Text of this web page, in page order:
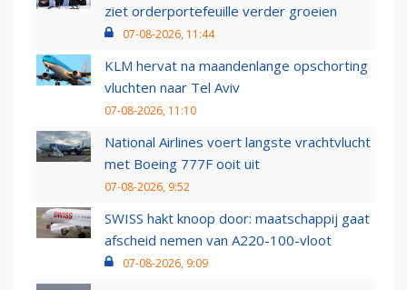
ziet orderportefeuille verder groeien
07-08-2026, 11:44
KLM hervat na maandenlange opschorting
vluchten naar Tel Aviv
07-08-2026, 11:10
National Airlines voert langste vrachtvlucht
met Boeing 777F ooit uit
07-08-2026, 9:52
SWISS hakt knoop door: maatschappij gaat
afscheid nemen van A220-100-vloot
07-08-2026, 9:09